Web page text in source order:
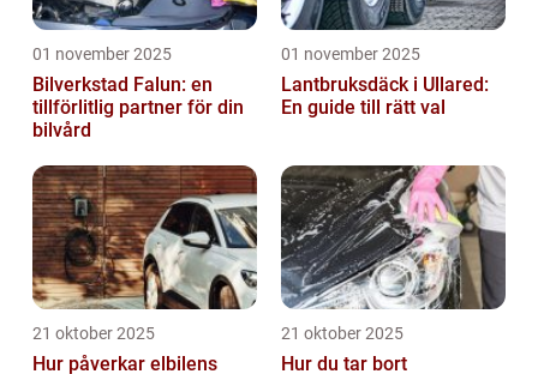
01 november 2025
Bilverkstad Falun: en
tillförlitlig partner för din
bilvård
01 november 2025
Lantbruksdäck i Ullared:
En guide till rätt val
21 oktober 2025
Hur påverkar elbilens
21 oktober 2025
Hur du tar bort